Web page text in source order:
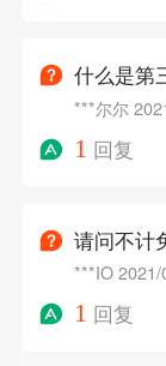
什么是第
***尔尔
1 回复
请问不计
***IO 2021/
1 回复